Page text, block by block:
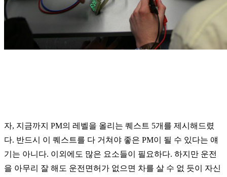
자, 지금까지 PM의 레벨을 올리는 퀘스트 5개를 제시해드렸
다. 반드시 이 퀘스트를 다 거쳐야 좋은 PM이 될 수 있다는 얘
기는 아니다. 이외에도 많은 요소들이 필요하다. 하지만 운전
을 아무리 잘 해도 운전면허가 없으면 차를 살 수 없 듯이 자신